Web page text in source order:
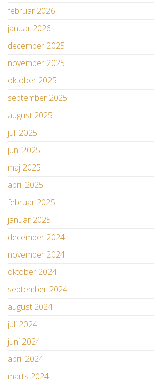
februar 2026
januar 2026
december 2025
november 2025
oktober 2025
september 2025
august 2025
juli 2025
juni 2025
maj 2025
april 2025
februar 2025
januar 2025
december 2024
november 2024
oktober 2024
september 2024
august 2024
juli 2024
juni 2024
april 2024
marts 2024